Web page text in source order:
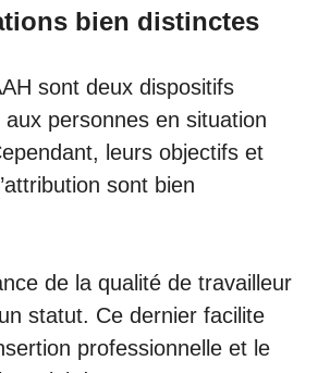
bien distinctes
sont deux dispositifs
aux personnes en situation
leurs objectifs et
sont bien
de la qualité de travailleur
statut. Ce dernier facilite
professionnelle et le